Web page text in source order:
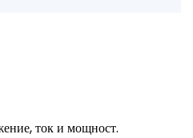
ток и мощност.